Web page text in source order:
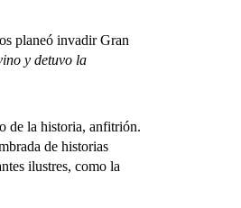
planeó invadir Gran
y detuvo la
de la historia, anfitrión.
de historias
ilustres, como la